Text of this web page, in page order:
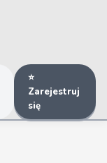
⭐
Zarejestruj
się